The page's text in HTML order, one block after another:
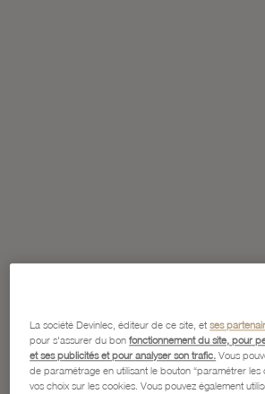
La société Devinlec, éditeur de ce site, etses
pour s'assurer du bonfonctionnement du site, pour
et ses publicités et pour analyser son trafic. Vous
de paramétrage en utilisant le bouton “paramétrer les
vos choix sur les cookies. Vous pouvez également